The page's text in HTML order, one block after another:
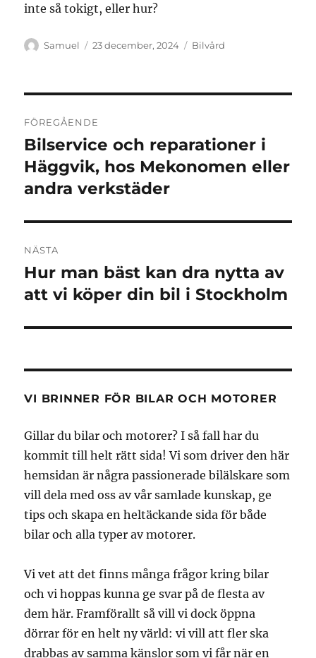
inte så tokigt, eller hur?
Författare
Samuel
Publicerat
23 december, 2024 Kategorier
Bilvård
FÖREGÅENDE
Föregående
inlägg:
Bilservice och reparationer i
Häggvik, hos Mekonomen eller
andra verkstäder
NÄSTA
Nästa
inlägg:
Hur man bäst kan dra nytta av
att vi köper din bil i Stockholm
VI BRINNER FÖR BILAR OCH MOTORER
Gillar du bilar och motorer? I så fall har du
kommit till helt rätt sida! Vi som driver den här
hemsidan är några passionerade bilälskare som
vill dela med oss av vår samlade kunskap, ge
tips och skapa en heltäckande sida för både
bilar och alla typer av motorer.
Vi vet att det finns många frågor kring bilar
och vi hoppas kunna ge svar på de flesta av
dem här. Framförallt så vill vi dock öppna
dörrar för en helt ny värld: vi vill att fler ska
drabbas av samma känslor som vi får när en